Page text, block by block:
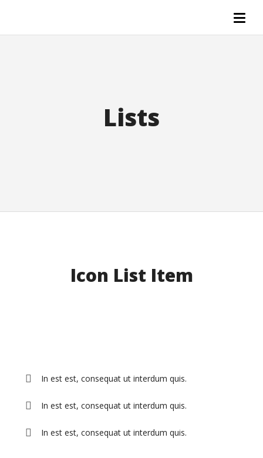
Lists
Icon List Item
In est est, consequat ut interdum quis.
In est est, consequat ut interdum quis.
In est est, consequat ut interdum quis.